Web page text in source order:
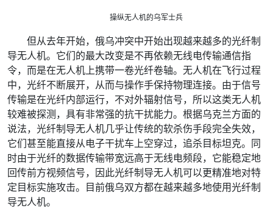
操纵无人机的乌军士兵
但从去年开始，俄乌冲突中开始出现越来越多的光纤制
导无人机。它们的最大改变是不再依赖无线电传输通信指
令，而是在无人机上携带一卷光纤卷轴。无人机在飞行过程
中，光纤不断展开，从而与操作手保持物理连接。由于信号
传输是在光纤内部运行，不对外辐射信号，所以这类无人机
较难被探测，具有非常强的抗干扰能力。根据乌克兰方面的
说法，光纤制导无人机几乎让传统的软杀伤手段完全失效，
它们甚至能直接从电子干扰车上空穿过，追杀目标坦克。同
时由于光纤的数据传输带宽远高于无线电频段，它能稳定地
回传前方视频信号，因此光纤制导无人机可以更精准地对特
定目标实施攻击。目前俄乌双方都在越来越多地使用光纤制
导无人机。